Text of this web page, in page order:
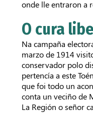
✕
onde lle entraron a
O cura
Na campaña
marzo de 1914
conservador polo
pertencía a este
que foi todo un
conta un veciño de
La Región o señor